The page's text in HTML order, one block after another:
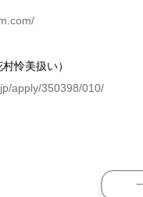
怜美扱い）
apply/350398/010/